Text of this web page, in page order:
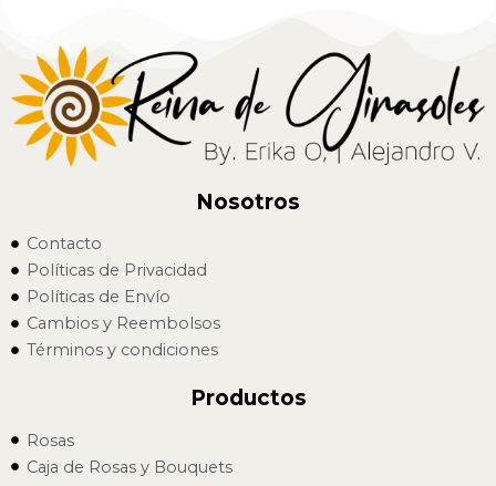
Nosotros
Contacto
Políticas de Privacidad
Políticas de Envío
Cambios y Reembolsos
Términos y condiciones
Productos
Rosas
Caja de Rosas y Bouquets